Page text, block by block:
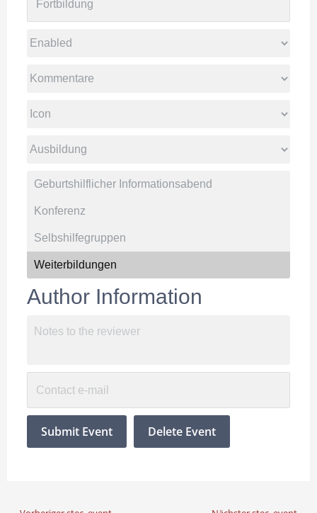
Author Information